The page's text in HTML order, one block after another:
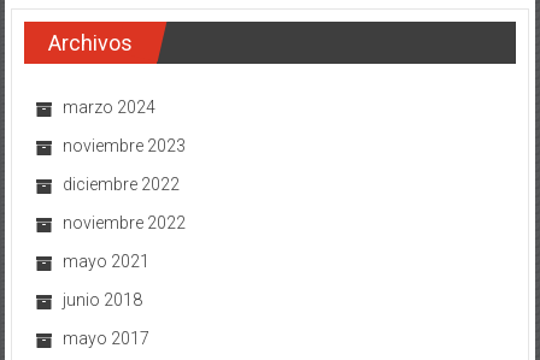
Archivos
marzo 2024
noviembre 2023
diciembre 2022
noviembre 2022
mayo 2021
junio 2018
mayo 2017